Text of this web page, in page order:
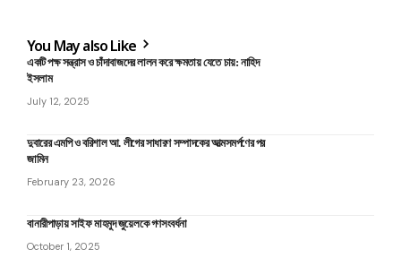
You May also Like
একটি পক্ষ সন্ত্রাস ও চাঁদাবাজদের লালন করে ক্ষমতায় যেতে চায়: নাহিদ
ইসলাম
July 12, 2025
দুবারের এমপি ও বরিশাল আ. লীগের সাধারণ সম্পাদকের আত্মসমর্পণের পর
জামিন
February 23, 2026
বানারীপাড়ায় সাইফ মাহমুদ জুয়েলকে গণসংবর্ধনা
October 1, 2025